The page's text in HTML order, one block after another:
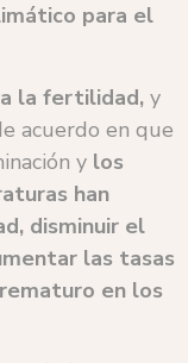
para el
la fertilidad, y
acuerdo en que
y los
han
disminuir el
las tasas
en los